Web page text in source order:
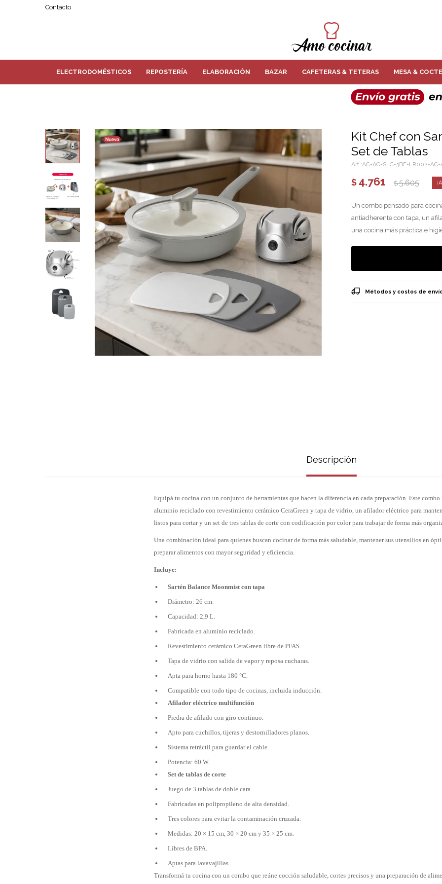
ELECTRODOMÉSTICOS REPOSTERÍA ELABORACIÓN BAZAR CAFETERAS & TETERAS MESA &
Contacto
Kit Chef con
Set de Tablas
AC-AC-SLC-3BF-LR002-AC-
$ 4.761 $ 5.605
Un combo pensado para
antiadherente con tapa, un
una cocina más práctica e
Métodos y costos de
Descripción
Equipá tu cocina con un conjunto de herramientas que hacen la diferencia en cada preparación. Este combo
aluminio reciclado con revestimiento cerámico CeraGreen y tapa de vidrio, un afilador eléctrico para
listos para cortar y un set de tres tablas de corte con codificación por color para trabajar de forma más
Una combinación ideal para quienes buscan cocinar de forma más saludable, mantener sus utensilios en
preparar alimentos con mayor seguridad y eficiencia.
Incluye:
Sartén Balance Moonmist con tapa
Diámetro: 26 cm.
Capacidad: 2,9 L.
Fabricada en aluminio reciclado.
Revestimiento cerámico CeraGreen libre de PFAS.
Tapa de vidrio con salida de vapor y reposa cucharas.
Apta para horno hasta 180 °C.
Compatible con todo tipo de cocinas, incluida inducción.
Afilador eléctrico multifunción
Piedra de afilado con giro continuo.
Apto para cuchillos, tijeras y destornilladores planos.
Sistema retráctil para guardar el cable.
Potencia: 60 W.
Set de tablas de corte
Juego de 3 tablas de doble cara.
Fabricadas en polipropileno de alta densidad.
Tres colores para evitar la contaminación cruzada.
Medidas: 20 × 15 cm, 30 × 20 cm y 35 × 25 cm.
Libres de BPA.
Aptas para lavavajillas.
Transformá tu cocina con un combo que reúne cocción saludable, cortes precisos y una preparación de